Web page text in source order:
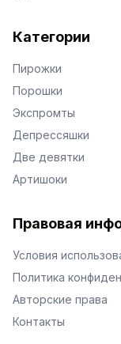
Категории
Пирожки
Порошки
Экспромты
Депрессяшки
Две девятки
Артишоки
Правовая
Условия
Политика
Авторские права
Контакты